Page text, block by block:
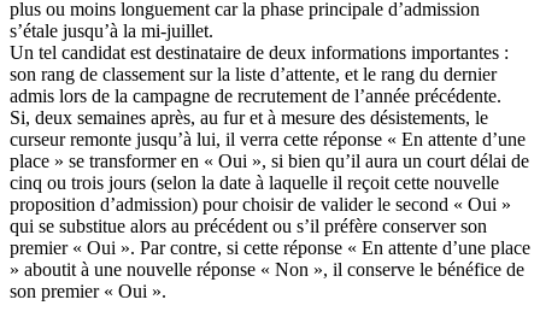
plus ou moins longuement car la phase principale d’admission
s’étale jusqu’à la mi-juillet.
Un tel candidat est destinataire de deux informations importantes :
son rang de classement sur la liste d’attente, et le rang du dernier
admis lors de la campagne de recrutement de l’année précédente.
Si, deux semaines après, au fur et à mesure des désistements, le
curseur remonte jusqu’à lui, il verra cette réponse « En attente d’une
place » se transformer en « Oui », si bien qu’il aura un court délai de
cinq ou trois jours (selon la date à laquelle il reçoit cette nouvelle
proposition d’admission) pour choisir de valider le second « Oui »
qui se substitue alors au précédent ou s’il préfère conserver son
premier « Oui ». Par contre, si cette réponse « En attente d’une place
» aboutit à une nouvelle réponse « Non », il conserve le bénéfice de
son premier « Oui ».